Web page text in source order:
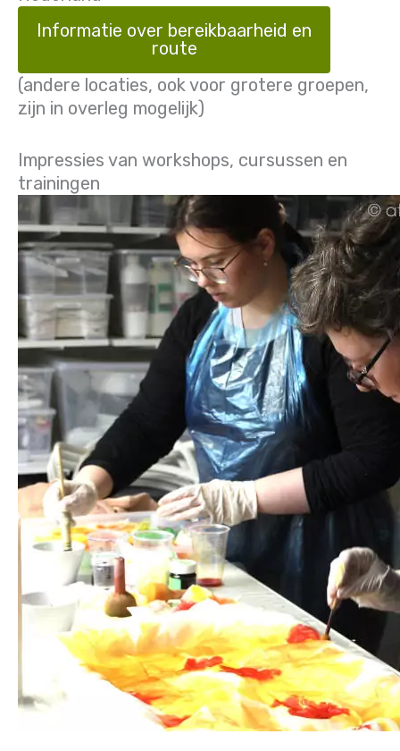
Informatie over bereikbaarheid en
route
(andere locaties, ook voor grotere groepen,
zijn in overleg mogelijk)
Impressies van workshops, cursussen en
trainingen